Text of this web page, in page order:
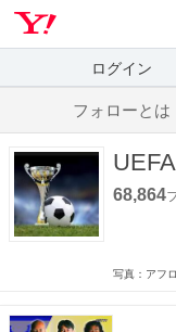
ログイン
フォローとは
68,864
写真：アフロ